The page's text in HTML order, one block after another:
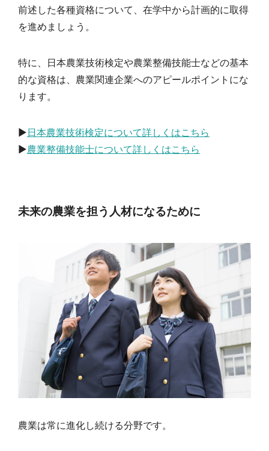
前述した各種資格について、在学中から計画的に取得
を進めましょう。
特に、日本農業技術検定や農業整備技能士などの基本
的な資格は、農業関連企業へのアピールポイントにな
ります。
▶︎日本農業技術検定について詳しくはこちら
▶︎農業整備技能士について詳しくはこちら
未来の農業を担う人材になるために
農業は常に進化し続ける分野です。